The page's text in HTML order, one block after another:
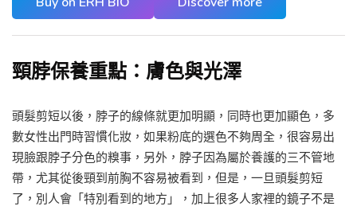
頸脖保養重點：膚色與光澤
頭髮剪短以後，脖子的線條就更加明顯，同時也更加顯色，多
數女性出門時習慣化妝，如果粉底的選色不夠周全，很容易出
現臉跟脖子分色的糗事，另外，脖子因為屬於養護的三不管地
帶，尤其從後頸到前胸不容易被看到，但是，一旦頭髮剪短
了，別人會「特別看到的地方」，加上很多人家裡的鏡子不是